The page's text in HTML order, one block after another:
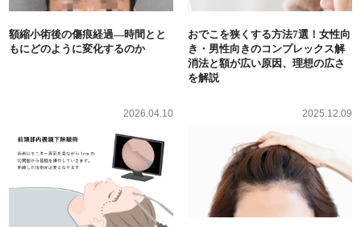
額縮小術後の傷痕経過―時間とと
もにどのように変化するのか
おでこを狭くする方法7選！女性向
き・男性向きのコンプレックス解
消法と額が広い原因、理想の広さ
を解説
2026.04.10 2025.12.09